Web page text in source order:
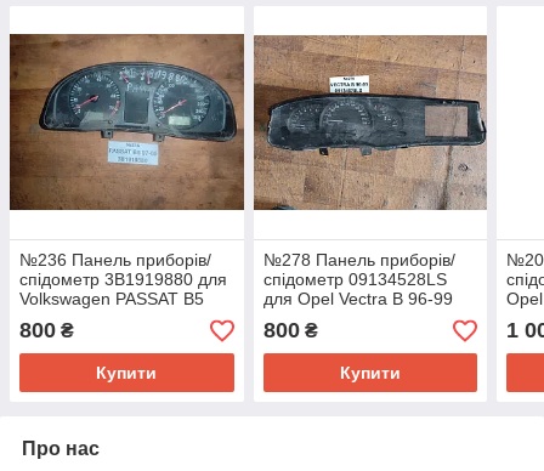
№236 Панель приборів/
спідометр 3B1919880 для
Volkswagen PASSAT B5
800 ₴
Купити
№278 Панель приборів/
спідометр 09134528LS
для Opel Vectra B 96-99
800₴
Купити
1
Про нас